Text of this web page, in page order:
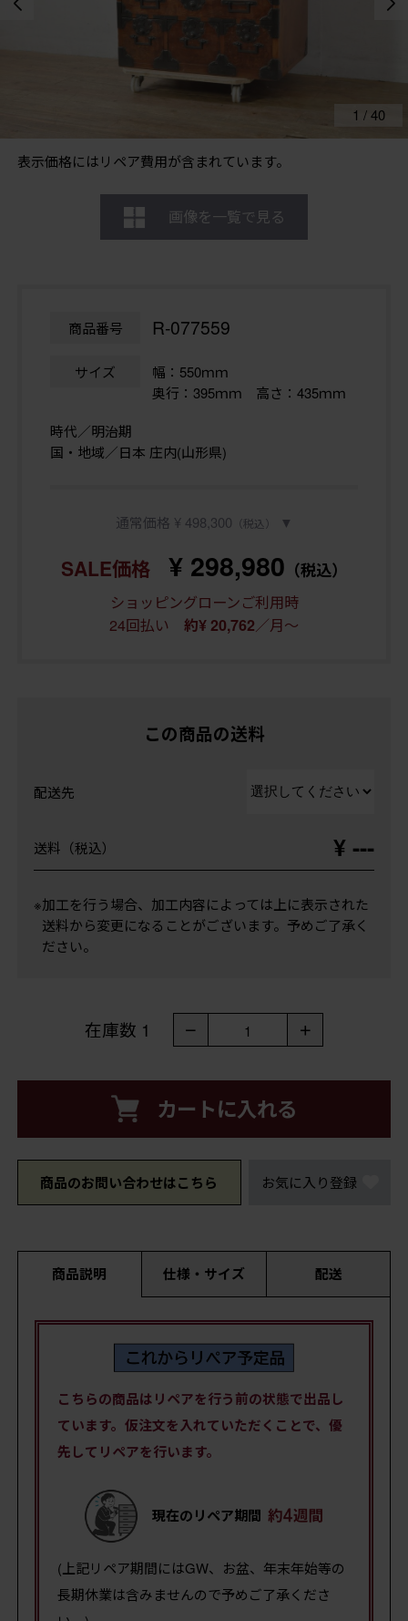
表示価格にはリペア費用が含まれています。
1 /40
画像を一覧で見る
商品番号 R-077559
サイズ
幅：550ｍｍ
奥行：395ｍｍ 高さ：435ｍｍ
時代／明治期
国・地域／日本 庄内(山形県)
通常価格 ¥ 498,300 （税込） ▼
SALE価格 ¥ 298,980 （税込）
ショッピングローンご利用時
24回払い 約¥ 20,762／月～
この商品の送料
配送先
送料（税込） ¥ ---
※加工を行う場合、加工内容によっては上に表示された
送料から変更になることがございます。予めご了承く
ださい。
在庫数 1 － 1 ＋
カートに入れる
商品のお問い合わせはこちら お気に入り登録
商品説明 仕様・サイズ 配送
こちらの商品はリペアを行う前の状態で出品し
ています。仮注文を入れていただくことで、優
先してリペアを行います。
現在のリペア期間
(上記リペア期間にはGW、お盆、年末年始等の
長期休業は含みませんので予めご了承くださ